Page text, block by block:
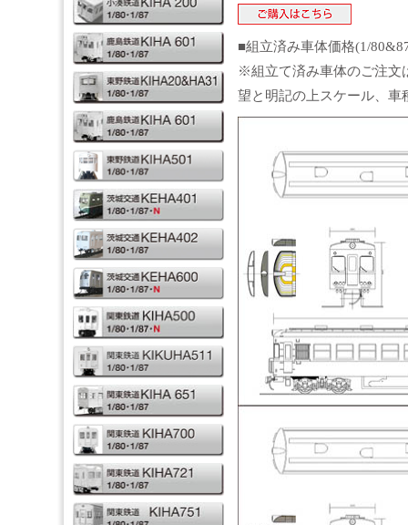
■組立済み車体価格(1/
※組立て済み車体のご注文
望と明記の上スケール、車